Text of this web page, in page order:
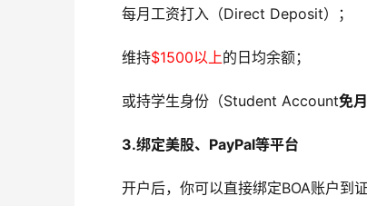
每月工资打入（Direct Deposit）；
维持$1500以上的日均余额；
或持学生身份（Student Account免
3.绑定美股、PayPal等平台
开户后，你可以直接绑定BOA账户到